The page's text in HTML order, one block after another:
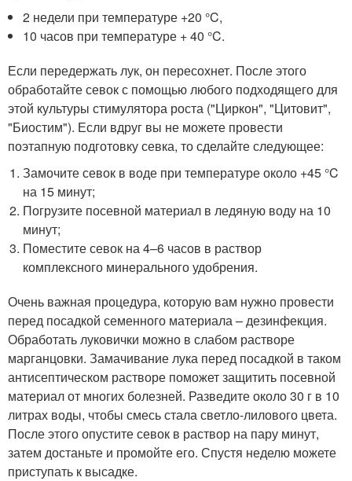
2 недели при температуре +20 °C,
10 часов при температуре + 40 °C.
Если передержать лук, он пересохнет. После этого
обработайте севок с помощью любого подходящего для
этой культуры стимулятора роста ("Циркон", "Цитовит",
"Биостим"). Если вдруг вы не можете провести
поэтапную подготовку севка, то сделайте следующее:
Замочите севок в воде при температуре около +45 °C
на 15 минут;
Погрузите посевной материал в ледяную воду на 10
минут;
Поместите севок на 4–6 часов в раствор
комплексного минерального удобрения.
Очень важная процедура, которую вам нужно провести
перед посадкой семенного материала – дезинфекция.
Обработать луковички можно в слабом растворе
марганцовки. Замачивание лука перед посадкой в таком
антисептическом растворе поможет защитить посевной
материал от многих болезней. Разведите около 30 г в 10
литрах воды, чтобы смесь стала светло-лилового цвета.
После этого опустите севок в раствор на пару минут,
затем достаньте и промойте его. Спустя неделю можете
приступать к высадке.